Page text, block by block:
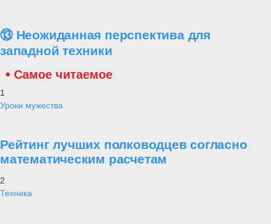
⑬ Неожиданная перспектива для
западной техники
Самое читаемое
1
Уроки мужества
Рейтинг лучших полководцев согласно
математическим расчетам
2
Техника